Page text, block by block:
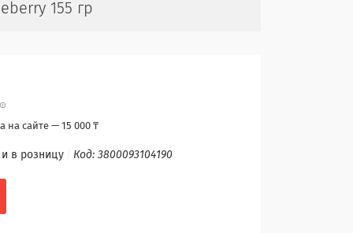
155 гр
на сайте — 15 000 ₸
в розницу Код: 3800093104190